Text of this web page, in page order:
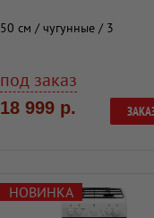
50 см / чугунные / 3
под заказ
18 999 р.
НОВИНКА